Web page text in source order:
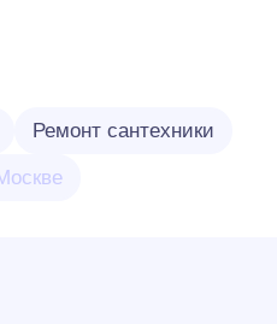
Ремонт сантехники